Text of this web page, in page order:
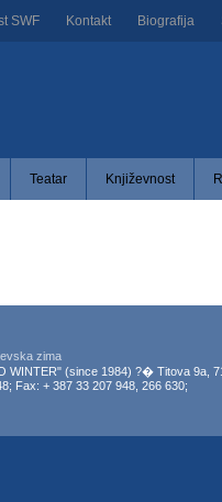
SWF Kontakt Biografija
Teatar Književnost
zima
WINTER" (since 1984) ?� Titova 9a,
Fax: + 387 33 207 948, 266 630;